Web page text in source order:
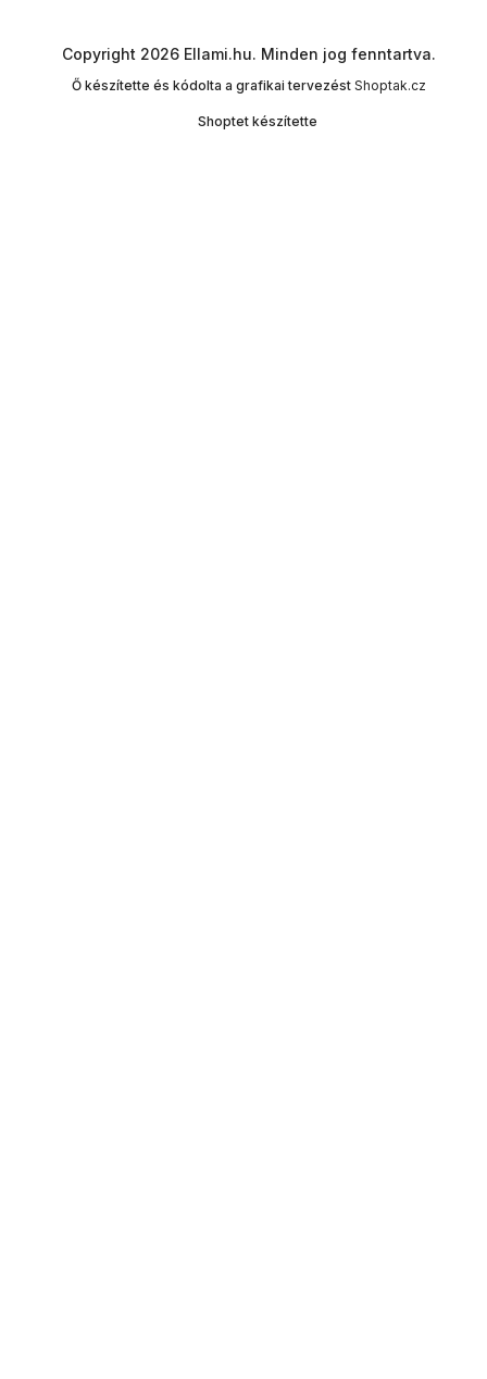
Shoptet készítette
Copyright 2026 Ellami.hu. Minden jog fenntartva.
Ő készítette és kódolta a grafikai tervezést Shoptak.cz